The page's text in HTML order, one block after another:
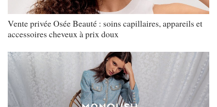
Vente privée Osée Beauté : soins capillaires, appareils et
accessoires cheveux à prix doux